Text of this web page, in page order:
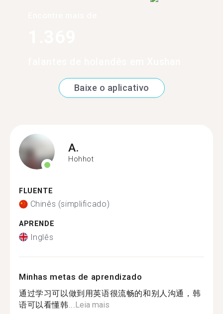
Baixe o aplicativo
A.
Hohhot
FLUENTE
Chinês (simplificado)
APRENDE
Inglês
Minhas metas de aprendizado
通过学习可以做到用英语很流畅的和别人沟通，韩
语可以看懂韩... Leia mais